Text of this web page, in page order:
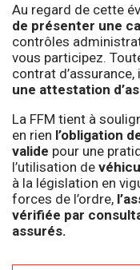
Au regard de cette
de présenter une
contrôles
vous participez.
contrat
une attestation
La FFM tient à
en rien l’obligation
valide pour une
l’utilisation de
à la législation en
forces de l’ordre,
vérifiée par
assurés.